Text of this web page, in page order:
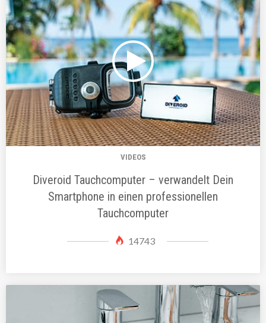
VIDEOS
Diveroid Tauchcomputer – verwandelt Dein
Smartphone in einen professionellen
Tauchcomputer
14743